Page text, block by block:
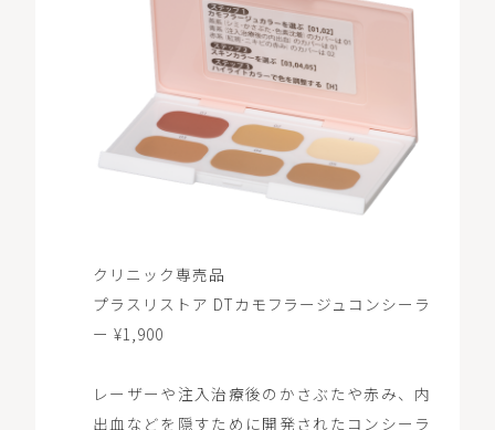
クリニック専売品
プラスリストア DTカモフラージュコンシーラ
ー ¥1,900
レーザーや注入治療後のかさぶたや赤み、内
出血などを隠すために開発されたコンシーラ